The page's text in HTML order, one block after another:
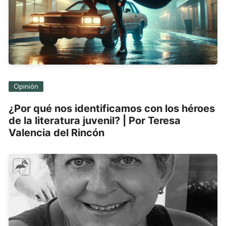
Opinión
¿Por qué nos identificamos con los héroes
de la literatura juvenil? | Por Teresa
Valencia del Rincón